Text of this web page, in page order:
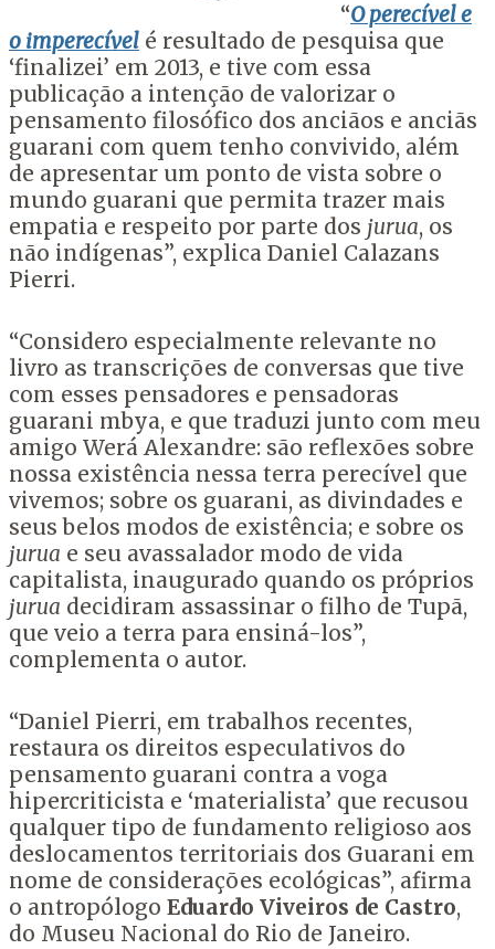
“O perecível e
o imperecível é resultado de pesquisa que
‘finalizei’ em 2013, e tive com essa
publicação a intenção de valorizar o
pensamento filosófico dos anciãos e anciãs
guarani com quem tenho convivido, além
de apresentar um ponto de vista sobre o
mundo guarani que permita trazer mais
empatia e respeito por parte dos jurua, os
não indígenas”, explica Daniel Calazans
Pierri.
“Considero especialmente relevante no
livro as transcrições de conversas que tive
com esses pensadores e pensadoras
guarani mbya, e que traduzi junto com meu
amigo Werá Alexandre: são reflexões sobre
nossa existência nessa terra perecível que
vivemos; sobre os guarani, as divindades e
seus belos modos de existência; e sobre os
jurua e seu avassalador modo de vida
capitalista, inaugurado quando os próprios
jurua decidiram assassinar o filho de Tupã,
que veio a terra para ensiná-los”,
complementa o autor.
“Daniel Pierri, em trabalhos recentes,
restaura os direitos especulativos do
pensamento guarani contra a voga
hipercriticista e ‘materialista’ que recusou
qualquer tipo de fundamento religioso aos
deslocamentos territoriais dos Guarani em
nome de considerações ecológicas”, afirma
o antropólogo Eduardo Viveiros de Castro,
do Museu Nacional do Rio de Janeiro.